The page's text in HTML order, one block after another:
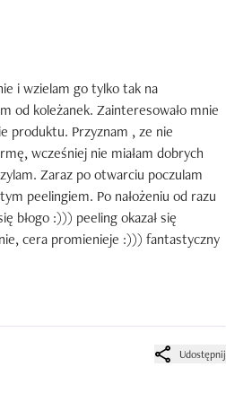
i wzielam go tylko tak na
od koleżanek. Zainteresowało mnie
produktu. Przyznam , ze nie
wcześniej nie miałam dobrych
Zaraz po otwarciu poczulam
peelingiem. Po nałożeniu od razu
błogo :))) peeling okazał się
cera promienieje :))) fantastyczny
Udostępnij